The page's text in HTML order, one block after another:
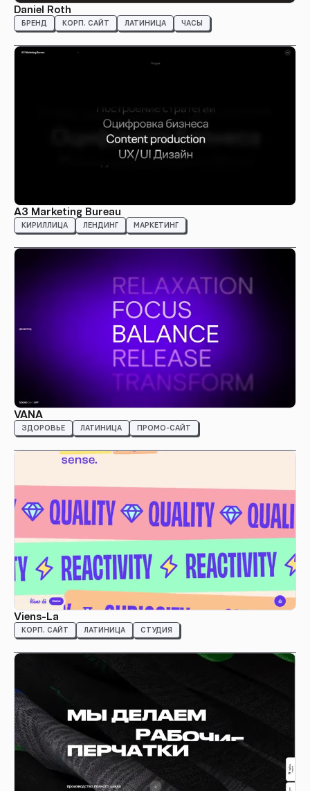
Daniel Roth
БРЕНД КОРП. САЙТ ЛАТИНИЦА ЧАСЫ
А3 Marketing Bureau
КИРИЛЛИЦА ЛЕНДИНГ МАРКЕТИНГ
VANA
ЗДОРОВЬЕ ЛАТИНИЦА ПРОМО-САЙТ
Viens-La
КОРП. САЙТ ЛАТИНИЦА СТУДИЯ